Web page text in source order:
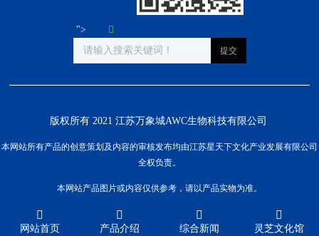
">
版权所有 2021 江苏万象城AWC生物科技有限公司
本网站所有产品的创意策划及内容的审核发布均由江苏星天下文化产业发展有限公司
全权负责。
本网站产品图片或内容仅供参考，请以产品实物为准。
网站首页 产品介绍 综合新闻 灵芝文化馆